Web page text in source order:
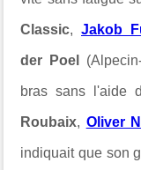
Classic, Jakob
der Poel
bras sans l'aide
Roubaix, Oliver
indiquait que son